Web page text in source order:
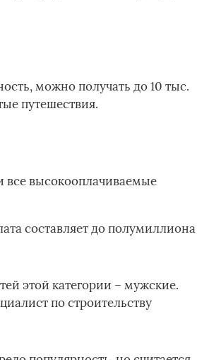
можно получать до 10 тыс.
путешествия.
все высокооплачиваемые
составляет до полумиллиона
этой категории – мужские.
по строительству